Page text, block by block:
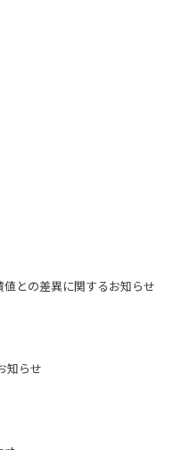
との差異に関するお知らせ
知らせ